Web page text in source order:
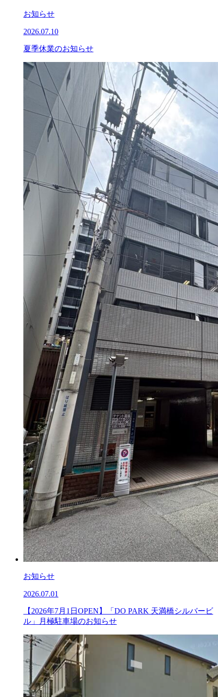
お知らせ
2026.07.10
夏季休業のお知らせ
お知らせ
2026.07.01
【2026年7月1日OPEN】「DO PARK 天満橋シルバービ
ル」月極駐車場のお知らせ